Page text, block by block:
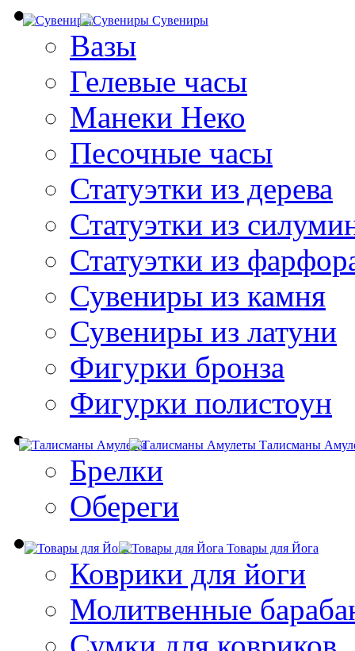
Сувениры
Вазы
Гелевые часы
Манеки Неко
Песочные часы
Статуэтки из дерева
Статуэтки из
Статуэтки из
Сувениры из камня
Сувениры из латуни
Фигурки бронза
Фигурки полистоун
Талисманы
Брелки
Обереги
Товары для Йога
Коврики для йоги
Молитвенные